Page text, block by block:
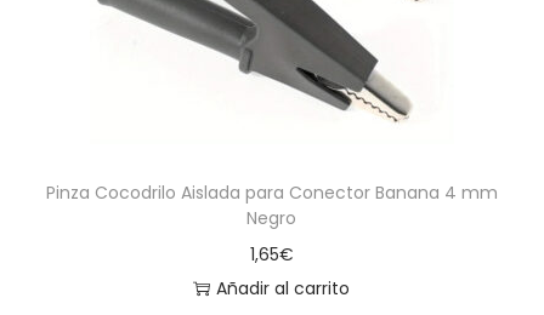
Pinza Cocodrilo Aislada para Conector Banana 4 mm
Negro
1,65€
Añadir al carrito